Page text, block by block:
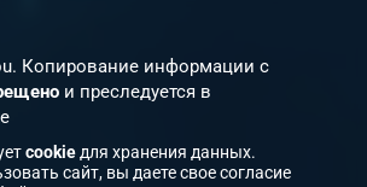
Копирование информации с
и преследуется в
cookie для хранения данных.
сайт, вы даете свое согласие